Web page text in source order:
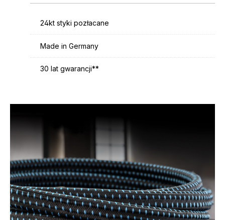
24kt styki pozłacane
Made in Germany
30 lat gwarancji**